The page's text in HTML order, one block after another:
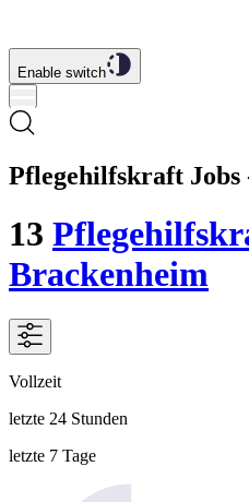
Enable switch
Pflegehilfskraft Jobs
13
Brackenheim
Vollzeit
letzte 24 Stunden
letzte 7 Tage